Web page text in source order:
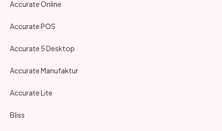
Accurate Online
Accurate POS
Accurate 5 Desktop
Accurate Manufaktur
Accurate Lite
Bliss